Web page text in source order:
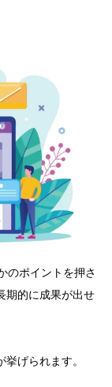
のポイントを押さ
期的に成果が出せ
げられます。